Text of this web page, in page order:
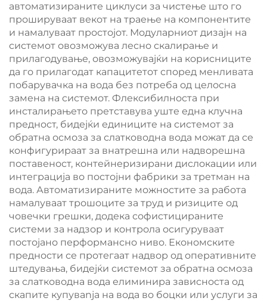
автоматизираните циклуси за чистење што го
прошируваат векот на траење на компонентите
и намалуваат простојот. Модуларниот дизајн на
системот овозможува лесно скалирање и
прилагодување, овозможувајќи на корисниците
да го прилагодат капацитетот според менливата
побарувачка на вода без потреба од целосна
замена на системот. Флексибилноста при
инсталирањето претставува уште една клучна
предност, бидејќи единиците на системот за
обратна осмоза за слатководна вода можат да се
конфигурираат за внатрешна или надворешна
поставеност, контейнеризирани дислокации или
интеграција во постојни фабрики за третман на
вода. Автоматизираните можностите за работа
намалуваат трошоците за труд и ризиците од
човечки грешки, додека софистицираните
системи за надзор и контрола осигуруваат
постојано перформансно ниво. Економските
предности се протегаат надвор од оперативните
штедувања, бидејќи системот за обратна осмоза
за слатководна вода елиминира зависноста од
скапите купувanja на вода во боцки или услуги за